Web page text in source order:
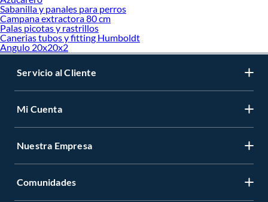
Sabanilla y panales para perros
Campana extractora 80 cm
Palas picotas y rastrillos
Canerias tubos y fitting Humboldt
Angulo 20x20x2
Servicio al Cliente
Mi Cuenta
Nuestra Empresa
Comunidades